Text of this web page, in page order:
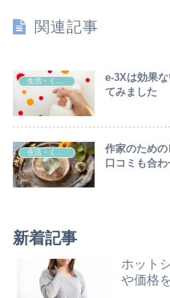
関連記事
生活・くらし
e-3Xは効果
てみました
作家のため
口コミも合
新着記事
ホット
や価格